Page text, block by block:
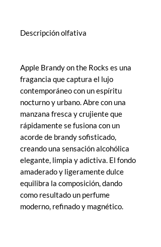
Descripción olfativa
Apple Brandy on the Rocks es una
fragancia que captura el lujo
contemporáneo con un espíritu
nocturno y urbano. Abre con una
manzana fresca y crujiente que
rápidamente se fusiona con un
acorde de brandy sofisticado,
creando una sensación alcohólica
elegante, limpia y adictiva. El fondo
amaderado y ligeramente dulce
equilibra la composición, dando
como resultado un perfume
moderno, refinado y magnético.